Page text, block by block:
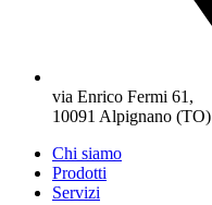
via Enrico Fermi 61,
10091 Alpignano (TO)
Chi siamo
Prodotti
Servizi